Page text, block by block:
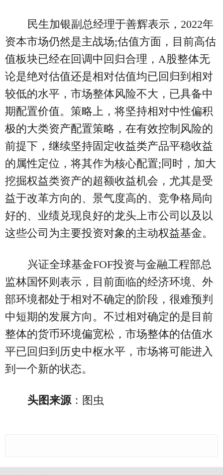
民生加银副总经理于善辉表示，2022年
资本市场仍然是主战场;估值方面，目前高估
值板块已经在回调中回归合理，A股整体无
论是绝对估值还是相对估值均已回归到相对
较低的水平，市场整体风险不大，已具备中
期配置价值。策略上，将坚持相对中性偏积
极的大类资产配置策略，在有效控制风险的
前提下，继续坚持固定收益类产品平稳收益
的属性定位，将其作为核心配置;同时，加大
挖掘权益类资产的超额收益机会，尤其是受
益于改革方向的、景气度高的、竞争格局向
好的、业绩兑现良好的龙头上市公司以及以
这些公司为主要投资对象的主动权益基金。
兴证全球基金FOF投资与金融工程部总
监林国怀则表示，目前面临的经济环境、外
部环境都处于相对不确定的阶段，很难预判
中短期的发展方向。不过相对确定的是目前
整体的货币环境偏宽松，市场整体的估值水
平已回归到历史中枢水平，市场将可能进入
到一个新的状态。
头图来源：图虫